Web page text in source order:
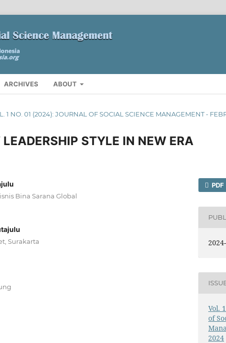
ARCHIVES ABOUT
1 NO. 01 (2024): JOURNAL OF SOCIAL SCIENCE MANAGEMENT -
STYLE IN NEW ERA
Bina Sarana Global
Surakarta
PDF
Vol.
of
2024